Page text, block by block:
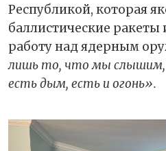
Республикой, которая
баллистические ракеты
работу над ядерным
лишь то, что мы слышим,
есть дым, есть и огонь».